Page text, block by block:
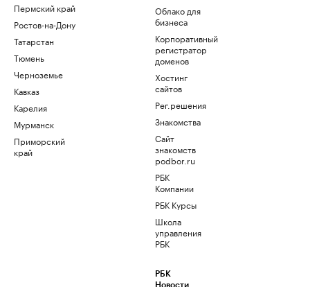
Пермский край
Ростов-на-Дону
Татарстан
Тюмень
Черноземье
Кавказ
Карелия
Мурманск
Приморский
край
Облако для
бизнеса
Корпоративный
регистратор
доменов
Хостинг
сайтов
Рег.решения
Знакомства
Сайт
знакомств
podbor.ru
РБК
Компании
РБК Курсы
Школа
управления
РБК
РБК
Новости